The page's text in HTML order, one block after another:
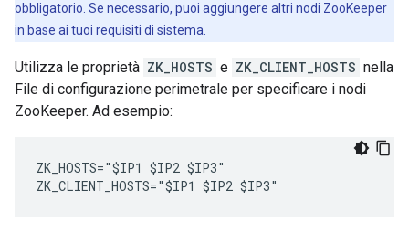
obbligatorio. Se necessario, puoi aggiungere altri nodi ZooKeeper
in base ai tuoi requisiti di sistema.
Utilizza le proprietà ZK_HOSTS e ZK_CLIENT_HOSTS nella
File di configurazione perimetrale per specificare i nodi
ZooKeeper. Ad esempio:
ZK_HOSTS="$IP1 $IP2 $IP3"
ZK_CLIENT_HOSTS="$IP1 $IP2 $IP3"